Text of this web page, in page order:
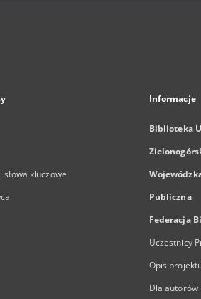
słowa kluczowe
Informacje
Biblioteka
Publiczna
Federacja
Uczestnicy
Opis
Dla autorów